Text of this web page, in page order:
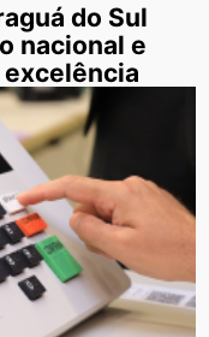
do Sul
nacional e